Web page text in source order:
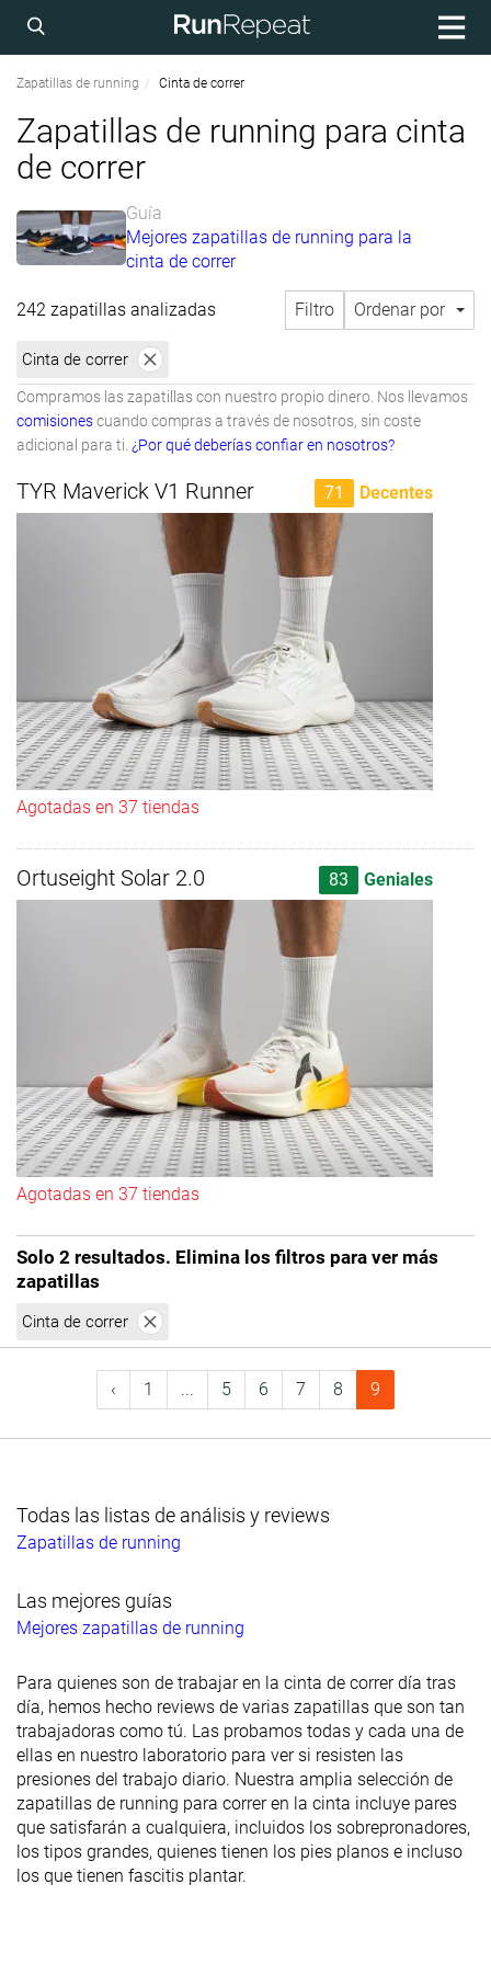
Zapatillas de running Cinta de correr
Zapatillas de running para cinta
de correr
Guía
Mejores zapatillas de running para la
cinta de correr
242 zapatillas analizadas Filtro Ordenar por
Cinta de correr
Compramos las zapatillas con nuestro propio dinero. Nos llevamos
comisionescuando compras a través de nosotros, sin coste
adicional para ti. ¿Por qué deberías confiar en nosotros?
TYR Maverick V1 Runner 71 Decentes
Agotadas en 37 tiendas
Ortuseight Solar 2.0 83 Geniales
Agotadas en 37 tiendas
Solo 2 resultados. Elimina los filtros para ver más
zapatillas
Cinta de correr
‹ 1 ... 5 6 7 8 9
Todas las listas de análisis y reviews
Zapatillas de running
Las mejores guías
Mejores zapatillas de running
Para quienes son de trabajar en la cinta de correr día tras
día, hemos hecho reviews de varias zapatillas que son tan
trabajadoras como tú. Las probamos todas y cada una de
ellas en nuestro laboratorio para ver si resisten las
presiones del trabajo diario. Nuestra amplia selección de
zapatillas de running para correr en la cinta incluye pares
que satisfarán a cualquiera, incluidos los sobrepronadores,
los tipos grandes, quienes tienen los pies planos e incluso
los que tienen fascitis plantar.